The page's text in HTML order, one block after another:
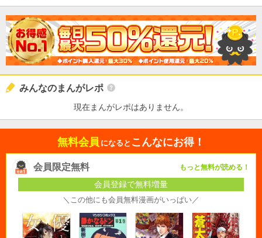
みんなのまんがレポ
現在まんがレポはありません。
無料会員 になると こんなにお得！
会員限定無料 もっと無料が読める！
会員登録で無料増量
＼この他にも会員無料漫画がいっぱい／